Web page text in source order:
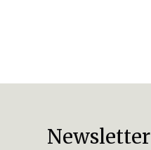
Newsletter